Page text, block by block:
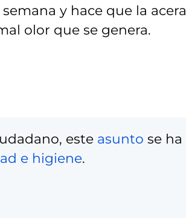
y hace que la acera
olor que se genera.
este asunto se ha
e higiene.